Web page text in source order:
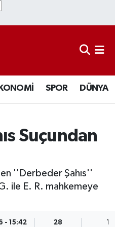
SPOR DÜNYA
Suçundan
''Derbeder Şahıs''
ile E. R. mahkemeye
- 15:42 28
Haritası
ve Fikstür